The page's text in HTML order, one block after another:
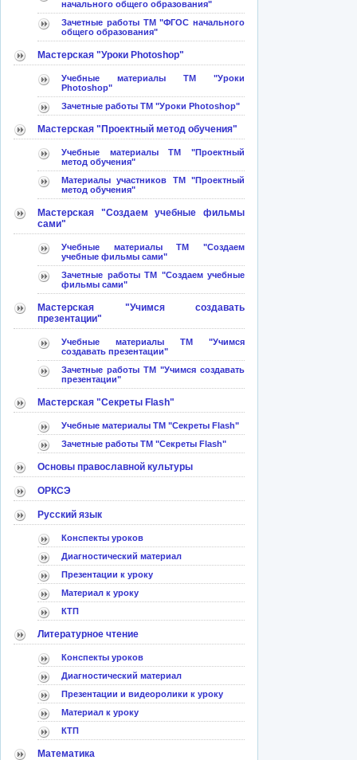
начального общего образования"
Зачетные работы ТМ "ФГОС начального
общего образования"
Мастерская "Уроки Photoshop"
Учебные материалы ТМ "Уроки
Photoshop"
Зачетные работы ТМ "Уроки Photoshop"
Мастерская "Проектный метод обучения"
Учебные материалы ТМ "Проектный
метод обучения"
Материалы участников ТМ "Проектный
метод обучения"
Мастерская "Создаем учебные фильмы
сами"
Учебные материалы ТМ "Создаем
учебные фильмы сами"
Зачетные работы ТМ "Создаем учебные
фильмы сами"
Мастерская "Учимся создавать
презентации"
Учебные материалы ТМ "Учимся
создавать презентации"
Зачетные работы ТМ "Учимся создавать
презентации"
Мастерская "Секреты Flash"
Учебные материалы ТМ "Секреты Flash"
Зачетные работы ТМ "Секреты Flash"
Основы православной культуры
ОРКСЭ
Русский язык
Конспекты уроков
Диагностический материал
Презентации к уроку
Материал к уроку
КТП
Литературное чтение
Конспекты уроков
Диагностический материал
Презентации и видеоролики к уроку
Материал к уроку
КТП
Математика